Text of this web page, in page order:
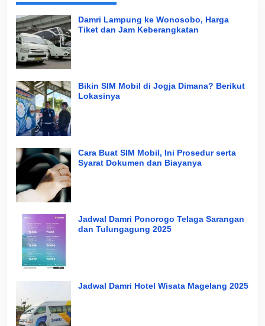
Damri Lampung ke Wonosobo, Harga
Tiket dan Jam Keberangkatan
Bikin SIM Mobil di Jogja Dimana? Berikut
Lokasinya
Cara Buat SIM Mobil, Ini Prosedur serta
Syarat Dokumen dan Biayanya
Jadwal Damri Ponorogo Telaga Sarangan
dan Tulungagung 2025
Jadwal Damri Hotel Wisata Magelang 2025